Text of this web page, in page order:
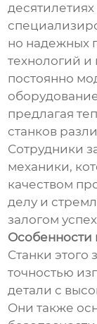
но надежных
технологий и
постоянно
предлагая
станков
Сотрудники
механики,
качеством
делу и
залогом
Особенности
Станки этого
точностью
детали с
Они также